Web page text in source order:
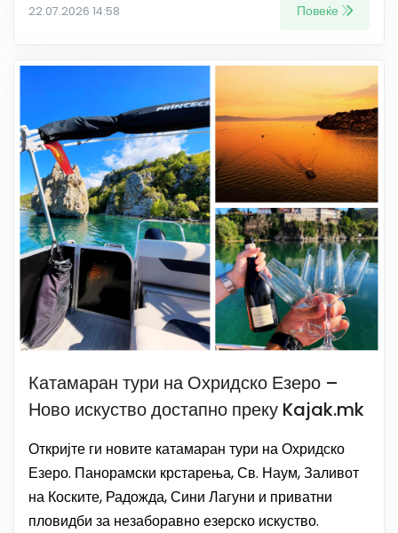
22.07.2026 14:58 Повеќе
Катамаран тури на Охридско Езеро –
Ново искуство достапно преку Kajak.mk
Откријте ги новите катамаран тури на Охридско
Езеро. Панорамски крстарења, Св. Наум, Заливот
на Коските, Радожда, Сини Лагуни и приватни
пловидби за незаборавно езерско искуство.